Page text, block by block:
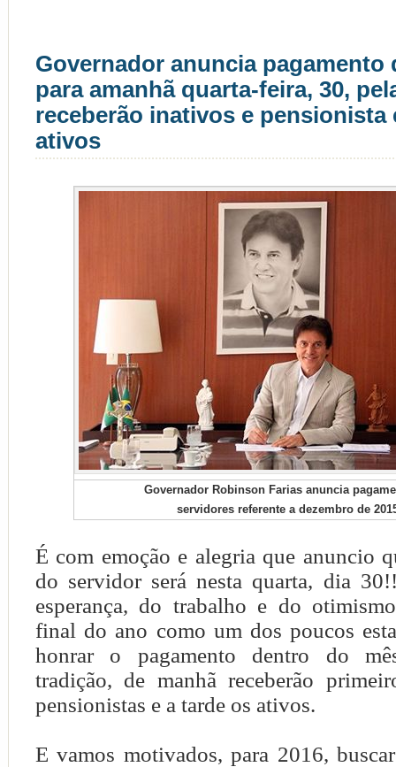
Governador anuncia pagamento
para amanhã quarta-feira, 30,
receberão inativos e pensionista
ativos
Governador Robinson Farias anuncia
servidores referente a dezembro de
É com emoção e alegria que anuncio
do servidor será nesta quarta, dia
esperança, do trabalho e do
final do ano como um dos poucos
honrar o pagamento dentro do
tradição, de manhã receberão
pensionistas e a tarde os ativos.
E vamos motivados, para 2016,